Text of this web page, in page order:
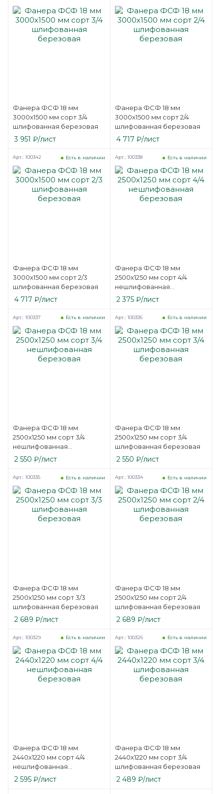
Фанера ФСФ 18 мм
3000х1500 мм сорт 3/4
шлифованная березовая
3 951 ₽/лист
Фанера ФСФ 18 мм
3000х1500 мм сорт 2/4
шлифованная березовая
4 717 ₽/лист
Фанера ФСФ 18 мм
3000х1500 мм сорт 2/3
шлифованная березовая
Есть в наличии
Арт.: 100342
4 717 ₽/лист
Фанера ФСФ 18 мм
2500х1250 мм сорт 4/4
нешлифованная
березовая
Есть в наличии
Арт.: 100338
2 375₽/лист
Фанера ФСФ 18 мм
2500х1250 мм сорт 3/4
нешлифованная
березовая
Есть в наличии
Арт.: 100337
2 550 ₽/лист
Фанера ФСФ 18 мм
2500х1250 мм сорт 3/4
шлифованная березовая
Есть в наличии
Арт.: 100336
2 550 ₽/лист
Фанера ФСФ 18 мм
2500х1250 мм сорт 3/3
шлифованная березовая
Есть в наличии
Арт.: 100335
2 689 ₽/лист
Фанера ФСФ 18 мм
2500х1250 мм сорт 2/4
шлифованная березовая
Есть в наличии
Арт.: 100334
2 689 ₽/лист
Фанера ФСФ 18 мм
2440х1220 мм сорт 4/4
нешлифованная
березовая
Есть в наличии
Арт.: 100329
2 595 ₽/лист
Фанера ФСФ 18 мм
2440х1220 мм сорт 3/4
шлифованная березовая
Есть в наличии
Арт.: 100326
2 489 ₽/лист